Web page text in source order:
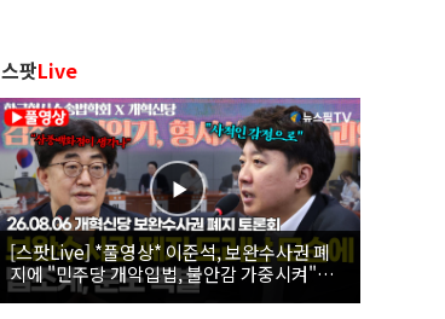
스팟Live
[스팟Live] *풀영상* 이준석, 보완수사권 폐
지에 "민주당 개악입법, 불안감 가중시켜"｜
26.08.06 개혁신당 보완수사권 폐지 토론회